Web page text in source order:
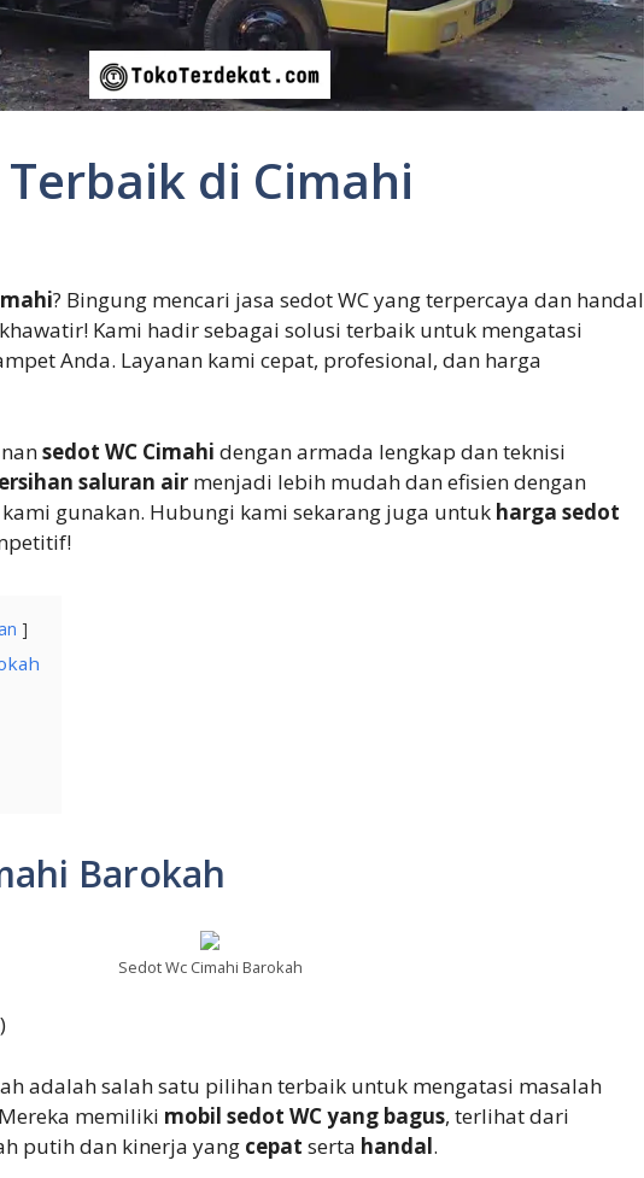
Terbaik di Cimahi
? Bingung mencari jasa sedot WC yang terpercaya dan handal
Kami hadir sebagai solusi terbaik untuk mengatasi
Anda. Layanan kami cepat, profesional, dan harga
sedot WC Cimahi dengan armada lengkap dan teknisi
saluran air menjadi lebih mudah dan efisien dengan
gunakan. Hubungi kami sekarang juga untuk harga sedot
Barokah
Sedot Wc Cimahi Barokah
adalah salah satu pilihan terbaik untuk mengatasi masalah
memiliki mobil sedot WC yang bagus, terlihat dari
putih dan kinerja yang cepat serta handal.